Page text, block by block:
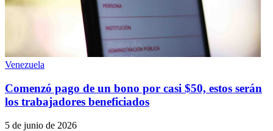
Venezuela
Comenzó pago de un bono por casi $50, estos serán
los trabajadores beneficiados
5 de junio de 2026